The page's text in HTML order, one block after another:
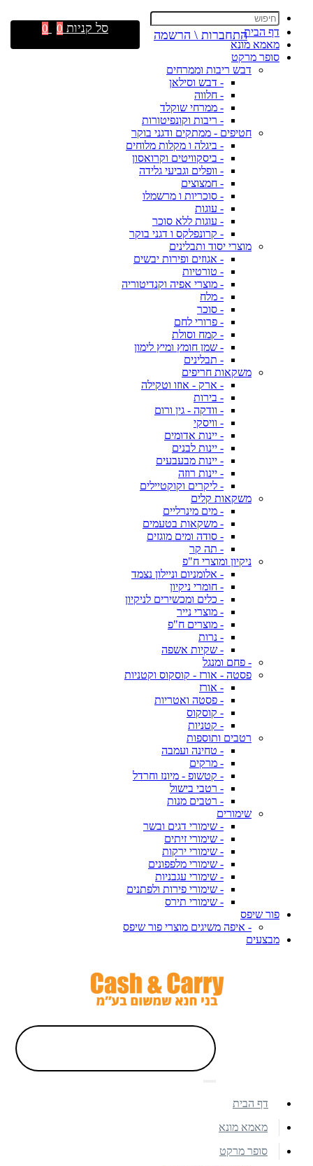
דף הבית
מאמא מונא
סופר מרקט
דבש ריבות וממרחים
- דבש וסילאן
- חלווה
- ממרחי שוקלד
- ריבות וקונפיטורות
חטיפים - ממתקים ודגני בוקר
- ביגלה ו מקלות מלוחים
- ביסקוויטים וקרואסון
- וופלים וגביעי גלידה
- חמצוצים
- סוכריות ו מרשמלו
- עוגות
- עוגות ללא סוכר
- קרונפלקס ו דגני בוקר
מוצרי יסוד ותבלינים
- אגוזים ופירות יבשים
- טורטיות
- מוצרי אפיה וקנדיטוריה
- מלח
- סוכר
- פרורי לחם
- קמח וסולת
- שמן חומץ ומיץ לימון
- תבלינים
משקאות חריפים
- ארק - אוזו וטקילה
- בירות
- וודקה - גין ורום
- וויסקי
- יינות אדומים
- יינות לבנים
- יינות מבעבעים
- יינות רוזה
- ליקרים וקוקטיילים
משקאות קלים
- מים מינרליים
- משקאות בטעמים
- סודה ומים מוגזים
- תה קר
ניקיון ומוצרי ח"פ
- אלומניום וניילון נצמד
- חומרי ניקיון
- כלים ומכשירים לניקיון
- מוצרי נייר
- מוצרים ח"פ
- נרות
- שקיות אשפה
- פחם ומנגל
פסטה - אורז - קוסקוס וקטניות
- אורז
- פסטה ואטריות
- קוסקוס
- קטניות
רטבים ותוספות
- טחינה ועמבה
- מרקים
- קטשופ - מיונז וחרדל
- רטבי בישול
- רטבים מנות
שימורים
- שימורי דגים ובשר
- שימורי זיתים
- שימורי ירקות
- שימורי מלפפונים
- שימורי עגבניות
- שימורי פירות ולפתנים
- שימורי תירס
פור שיפס
- איפה משיגים מוצרי פור שיפס
מבצעים
התחברות \ הרשמה סל קניות 0
0
דף הבית
מאמא מונא
סופר מרקט